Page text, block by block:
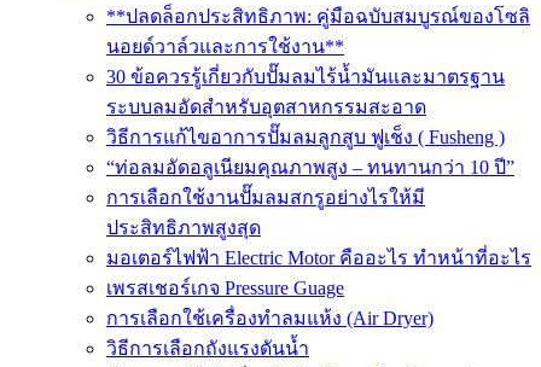
**ปลดล็อกประสิทธิภาพ: คู่มือฉบับสมบูรณ์ของโซลิ
นอยด์วาล์วและการใช้งาน**
30 ข้อควรรู้เกี่ยวกับปั๊มลมไร้น้ำมันและมาตรฐาน
ระบบลมอัดสำหรับอุตสาหกรรมสะอาด
วิธีการแก้ไขอาการปั๊มลมลูกสูบ ฟูเช็ง ( Fusheng )
“ท่อลมอัดอลูเนียมคุณภาพสูง – ทนทานกว่า 10 ปี”
การเลือกใช้งานปั๊มลมสกรูอย่างไรให้มี
ประสิทธิภาพสูงสุด
มอเตอร์ไฟฟ้า Electric Motor คืออะไร ทำหน้าที่อะไร
เพรสเชอร์เกจ Pressure Guage
การเลือกใช้เครื่องทำลมแห้ง (Air Dryer)
วิธีการเลือกถังแรงดันน้ำ